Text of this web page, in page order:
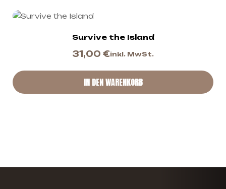
Survive the Island
31,00 €inkl. MwSt.
IN DEN WARENKORB